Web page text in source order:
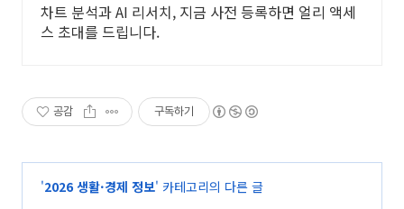
차트 분석과 AI 리서치, 지금 사전 등록하면 얼리 액세
스 초대를 드립니다.
공감 구독하기
'2026 생활·경제 정보' 카테고리의 다른 글